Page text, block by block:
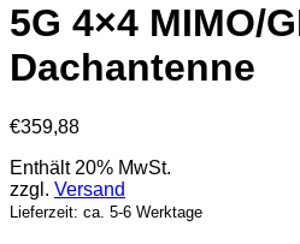
5G 4×4 MIMO/
Dachantenne
€359,88
Enthält 20% MwSt.
zzgl. Versand
Lieferzeit: ca. 5-6 Werktage